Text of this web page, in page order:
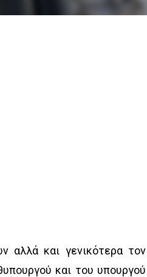
αλλά και γενικότερα τον
και του υπουργού